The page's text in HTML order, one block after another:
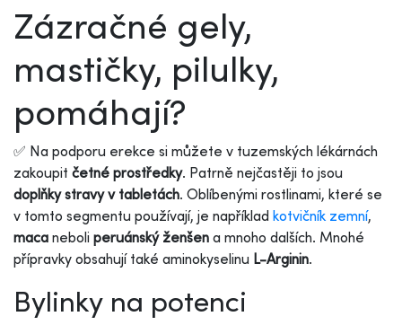
Zázračné gely,
mastičky, pilulky,
pomáhají?
✅ Na podporu erekce si můžete v tuzemských lékárnách
zakoupit četné prostředky. Patrně nejčastěji to jsou
doplňky stravy v tabletách. Oblíbenými rostlinami, které se
v tomto segmentu používají, je například kotvičník zemní,
maca neboli peruánský ženšen a mnoho dalších. Mnohé
přípravky obsahují také aminokyselinu L-Arginin.
Bylinky na potenci